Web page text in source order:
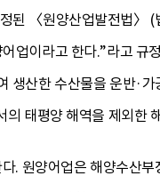
〈원양산업발전법〉
업이라고 한다.”라고 규
산한 수산물을 운반·
태평양 해역을 제외한
. 원양어업은 해양수산